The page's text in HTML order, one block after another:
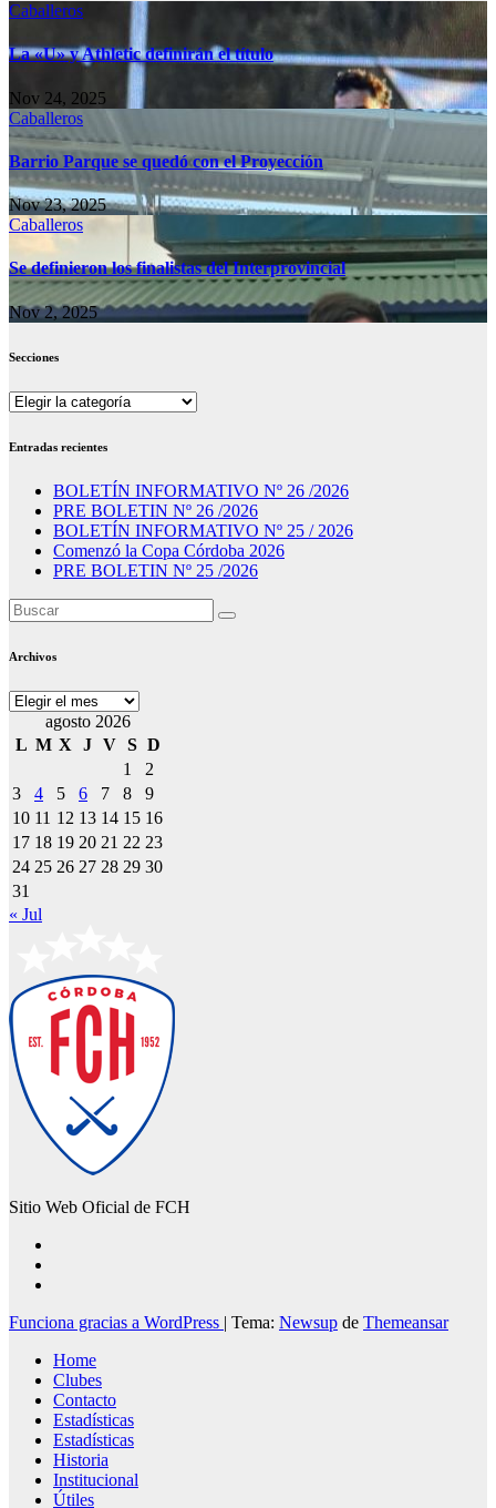
Caballeros
La «U» y Athletic definirán el título
Nov 24, 2025
Caballeros
Barrio Parque se quedó con el Proyección
Nov 23, 2025
Caballeros
Se definieron los finalistas del Interprovincial
Nov 2, 2025
Secciones
Secciones
Entradas recientes
BOLETÍN INFORMATIVO Nº 26 /2026
PRE BOLETIN Nº 26 /2026
BOLETÍN INFORMATIVO Nº 25 / 2026
Comenzó la Copa Córdoba 2026
PRE BOLETIN Nº 25 /2026
Archivos
Archivos
agosto 2026
L M X J V S D
1
2
3
4 5 6 7 8
9
10 11 12 13 14 15 16
17 18 19 20 21 22 23
24 25 26 27 28 29 30
31
« Jul
Sitio Web Oficial de FCH
Funciona gracias a WordPress | Tema: Newsup de Themeansar
Home
Clubes
Contacto
Estadísticas
Estadísticas
Historia
Institucional
Útiles